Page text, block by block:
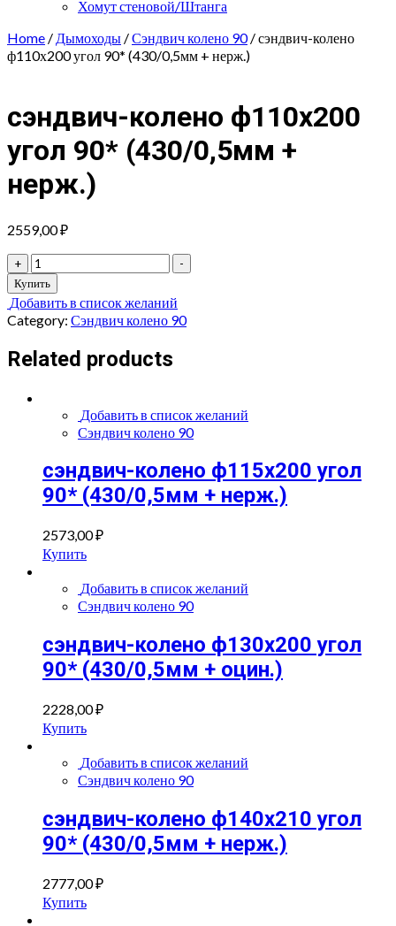
Хомут стеновой/Штанга
Home / Дымоходы /Сэндвич колено 90/ сэндвич-колено
ф110х200 угол 90* (430/0,5мм + нерж.)
сэндвич-колено ф110х200
угол 90* (430/0,5мм +
нерж.)
2559,00₽
+
сэндвич-
колено
ф110х200
угол
90*
(430/0,5мм
+
quantity
-
Купить
Добавить в список желаний
Category: Сэндвич колено 90
Related products
Добавить в список желаний
Сэндвич колено 90
сэндвич-колено ф115х200 угол
90* (430/0,5мм + нерж.)
2573,00₽
Купить
Добавить в список желаний
Сэндвич колено 90
сэндвич-колено ф130х200 угол
90* (430/0,5мм + оцин.)
2228,00₽
Купить
Добавить в список желаний
Сэндвич колено 90
сэндвич-колено ф140х210 угол
90* (430/0,5мм + нерж.)
2777,00₽
Купить